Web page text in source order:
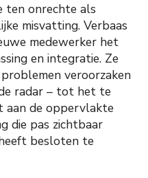
ten onrechte als
misvatting. Verbaas
medewerker het
en integratie. Ze
veroorzaken
radar – tot het te
aan de oppervlakte
die pas zichtbaar
besloten te